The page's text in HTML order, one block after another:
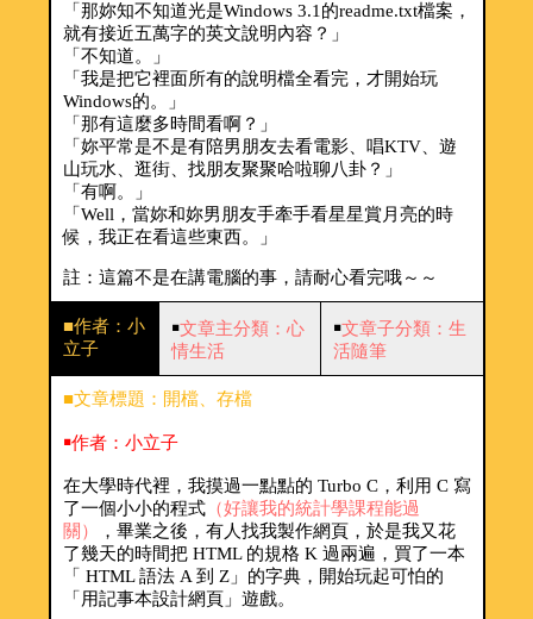
「那妳知不知道光是Windows 3.1的readme.txt檔案，
就有接近五萬字的英文說明內容？」
「不知道。」
「我是把它裡面所有的說明檔全看完，才開始玩
Windows的。」
「那有這麼多時間看啊？」
「妳平常是不是有陪男朋友去看電影、唱KTV、遊
山玩水、逛街、找朋友聚聚哈啦聊八卦？」
「有啊。」
「Well，當妳和妳男朋友手牽手看星星賞月亮的時
候，我正在看這些東西。」
註：這篇不是在講電腦的事，請耐心看完哦～～
■作者：小
立子
￭文章主分類：心
情生活
￭文章子分類：生
活隨筆
■文章標題：開檔、存檔
￭作者：小立子
在大學時代裡，我摸過一點點的 Turbo C，利用 C 寫
了一個小小的程式（好讓我的統計學課程能過
關）
，畢業之後，有人找我製作網頁，於是我又花
了幾天的時間把 HTML 的規格 K 過兩遍，買了一本
「 HTML 語法 A 到 Z」的字典，開始玩起可怕的
「用記事本設計網頁」遊戲。